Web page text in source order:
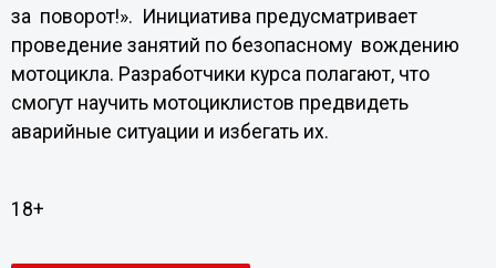
за поворот!». Инициатива предусматривает
проведение занятий по безопасному вождению
мотоцикла. Разработчики курса полагают, что
смогут научить мотоциклистов предвидеть
аварийные ситуации и избегать их.
18+